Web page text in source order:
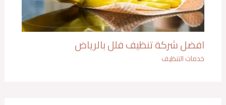
افضل شركة تنظيف فلل بالرياض
خدمات التنظيف